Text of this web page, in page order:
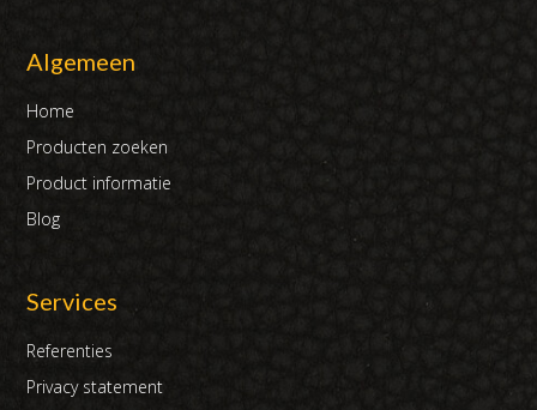
Algemeen
Home
Producten zoeken
Product informatie
Blog
Services
Referenties
Privacy statement